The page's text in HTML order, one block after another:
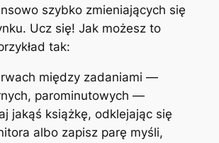
szybko zmieniających się
Ucz się! Jak możesz to
tak:
między zadaniami —
parominutowych —
jakąś książkę, odklejając się
albo zapisz parę myśli,